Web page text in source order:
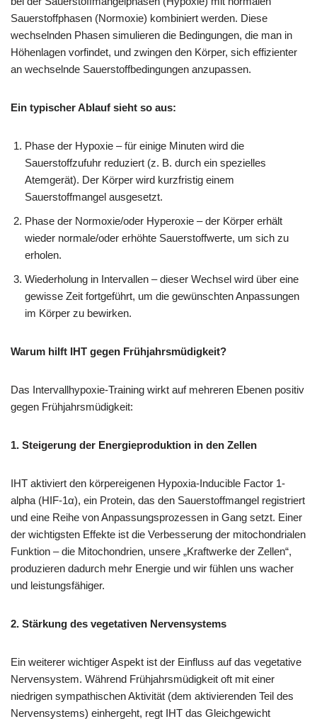
Sauerstoffphasen (Normoxie) kombiniert werden. Diese
wechselnden Phasen simulieren die Bedingungen, die man in
Höhenlagen vorfindet, und zwingen den Körper, sich effizienter
an wechselnde Sauerstoffbedingungen anzupassen.
Ein typischer Ablauf sieht so aus:
Phase der Hypoxie – für einige Minuten wird die
Sauerstoffzufuhr reduziert (z. B. durch ein spezielles
Atemgerät). Der Körper wird kurzfristig einem
Sauerstoffmangel ausgesetzt.
Phase der Normoxie/oder Hyperoxie – der Körper erhält
wieder normale/oder erhöhte Sauerstoffwerte, um sich zu
erholen.
Wiederholung in Intervallen – dieser Wechsel wird über eine
gewisse Zeit fortgeführt, um die gewünschten Anpassungen
im Körper zu bewirken.
Warum hilft IHT gegen Frühjahrsmüdigkeit?
Das Intervallhypoxie-Training wirkt auf mehreren Ebenen positiv
gegen Frühjahrsmüdigkeit:
1. Steigerung der Energieproduktion in den Zellen
IHT aktiviert den körpereigenen Hypoxia-Inducible Factor 1-
alpha (HIF-1α), ein Protein, das den Sauerstoffmangel registriert
und eine Reihe von Anpassungsprozessen in Gang setzt. Einer
der wichtigsten Effekte ist die Verbesserung der mitochondrialen
Funktion – die Mitochondrien, unsere „Kraftwerke der Zellen“,
produzieren dadurch mehr Energie und wir fühlen uns wacher
und leistungsfähiger.
2. Stärkung des vegetativen Nervensystems
Ein weiterer wichtiger Aspekt ist der Einfluss auf das vegetative
Nervensystem. Während Frühjahrsmüdigkeit oft mit einer
niedrigen sympathischen Aktivität (dem aktivierenden Teil des
Nervensystems) einhergeht, regt IHT das Gleichgewicht